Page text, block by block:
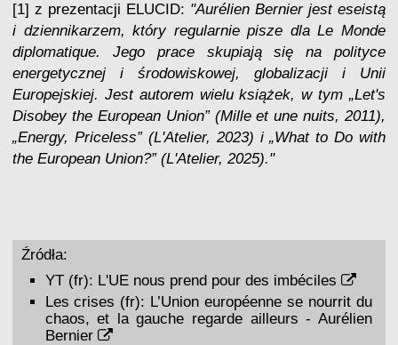
[1] z prezentacji ELUCID: "Aurélien Bernier jest eseistą
i dziennikarzem, który regularnie pisze dla Le Monde
diplomatique. Jego prace skupiają się na polityce
energetycznej i środowiskowej, globalizacji i Unii
Europejskiej. Jest autorem wielu książek, w tym „Let's
Disobey the European Union” (Mille et une nuits, 2011),
„Energy, Priceless” (L'Atelier, 2023) i „What to Do with
the European Union?” (L'Atelier, 2025)."
Źródła:
YT (fr): L'UE nous prend pour des imbéciles
Les crises (fr): L’Union européenne se nourrit du
chaos, et la gauche regarde ailleurs - Aurélien
Bernier